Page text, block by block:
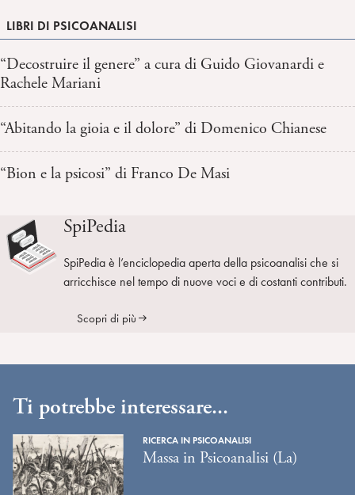
LIBRI DI PSICOANALISI
“Decostruire il genere” a cura di Guido Giovanardi e
Rachele Mariani
“Abitando la gioia e il dolore” di Domenico Chianese
“Bion e la psicosi” di Franco De Masi
SpiPedia
SpiPedia è l’enciclopedia aperta della psicoanalisi che si
arricchisce nel tempo di nuove voci e di costanti contributi.
Scopri di più
Ti potrebbe interessare...
RICERCA IN PSICOANALISI
Massa in Psicoanalisi (La)